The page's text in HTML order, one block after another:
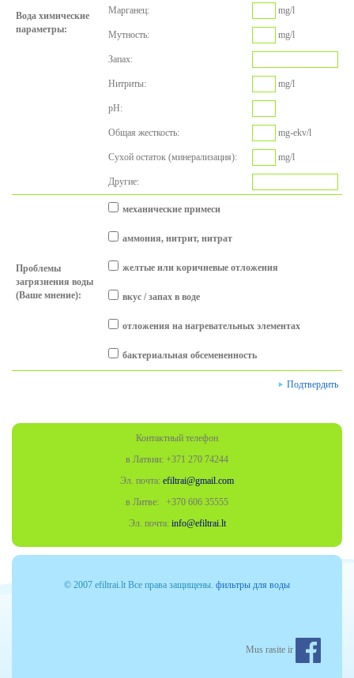
Вода химические
параметры:
Mарганец: mg/l
Mутность: mg/l
Запах:
Нитриты: mg/l
pH:
Общая жесткость: mg-ekv/l
Сухой остаток (минерализация): mg/l
Другие:
Проблемы
загрязнения воды
(Ваше мнение):
механические примеси
аммония, нитрит, нитрат
желтые или коричневые отложения
вкус / запах в воде
отложения на нагревательных элементах
бактериальная обсемененность
Подтвердить
Контактный телефон
в Латвии: +371 270 74244
Эл. почта: efiltrai@gmail.com
в Литве: +370 606 35555
Эл. почта: info@efiltrai.lt
© 2007 efiltrai.lt Все права защищены. фильтры для воды
Mus rasite ir